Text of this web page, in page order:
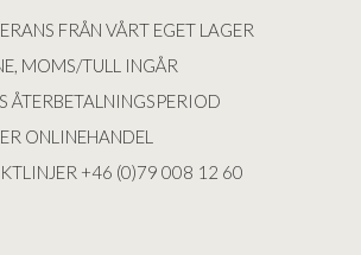
FRÅN VÅRT EGET LAGER
MOMS/TULL INGÅR
ÅTERBETALNINGSPERIOD
ONLINEHANDEL
+46 (0)79 008 12 60